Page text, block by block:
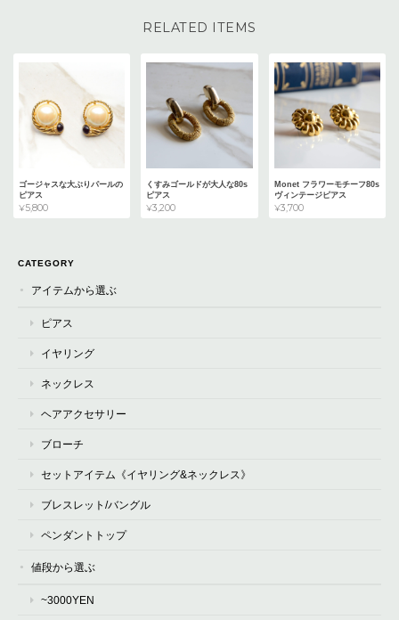
RELATED ITEMS
ゴージャスな大ぶりパールの
ピアス
¥5,800
くすみゴールドが大人な80s
ピアス
¥3,200
Monet フラワーモチーフ80s
ヴィンテージピアス
¥3,700
CATEGORY
アイテムから選ぶ
ピアス
イヤリング
ネックレス
ヘアアクセサリー
ブローチ
セットアイテム《イヤリング&ネックレス》
ブレスレット/バングル
ペンダントトップ
値段から選ぶ
~3000YEN